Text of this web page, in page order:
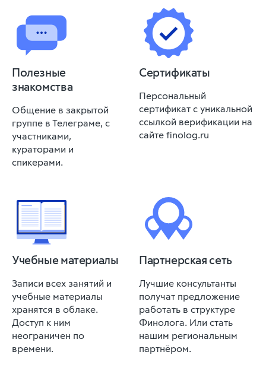
Полезные
знакомства
Общение в закрытой
группе в Телеграме, с
участниками,
кураторами и
спикерами.
Сертификаты
Персональный
сертификат с уникальной
ссылкой верификации на
сайте finolog.ru
Учебные материалы
Записи всех занятий и
учебные материалы
хранятся в облаке.
Доступ к ним
неограничен по
времени.
Партнерская сеть
Лучшие консультанты
получат предложение
работать в структуре
Финолога. Или стать
нашим региональным
партнёром.